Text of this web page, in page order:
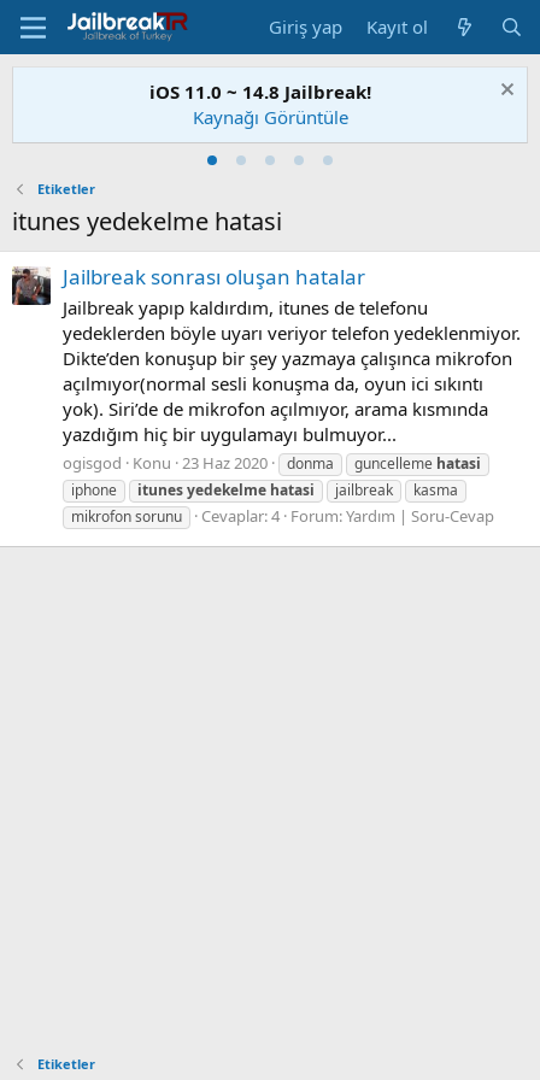
Giriş yap Kayıt ol
iOS 11.0 ~ 14.8 Jailbreak!
Kaynağı Görüntüle
Etiketler
itunes yedekelme hatasi
Jailbreak sonrası oluşan hatalar
Jailbreak yapıp kaldırdım, itunes de telefonu
yedeklerden böyle uyarı veriyor telefon yedeklenmiyor.
Dikte’den konuşup bir şey yazmaya çalışınca mikrofon
açılmıyor(normal sesli konuşma da, oyun ici sıkıntı
yok). Siri’de de mikrofon açılmıyor, arama kısmında
yazdığım hiç bir uygulamayı bulmuyor...
ogisgod Konu 23 Haz 2020 donma guncelleme hatasi
iphone
itunesyedekelme hatasi jailbreak
kasma
mikrofon sorunu
Cevaplar: 4 Forum:Yardım | Soru-Cevap
Etiketler